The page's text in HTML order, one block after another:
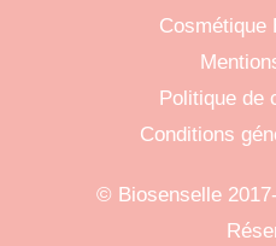
Cosmétique
Politique de
Conditions
© Biosenselle